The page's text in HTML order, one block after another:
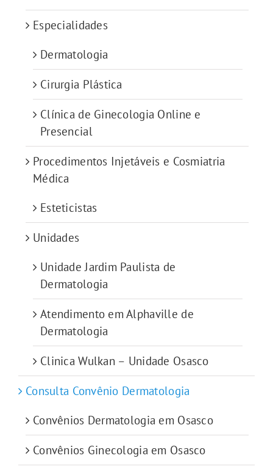
Especialidades
Dermatologia
Cirurgia Plástica
Clínica de Ginecologia Online e
Presencial
Procedimentos Injetáveis e Cosmiatria
Médica
Esteticistas
Unidades
Unidade Jardim Paulista de
Dermatologia
Atendimento em Alphaville de
Dermatologia
Clinica Wulkan – Unidade Osasco
Consulta Convênio Dermatologia
Convênios Dermatologia em Osasco
Convênios Ginecologia em Osasco